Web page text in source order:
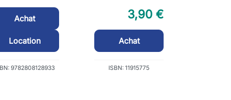
Achat
Location
9782808128933
3,90 €
Achat
ISBN: 11915775